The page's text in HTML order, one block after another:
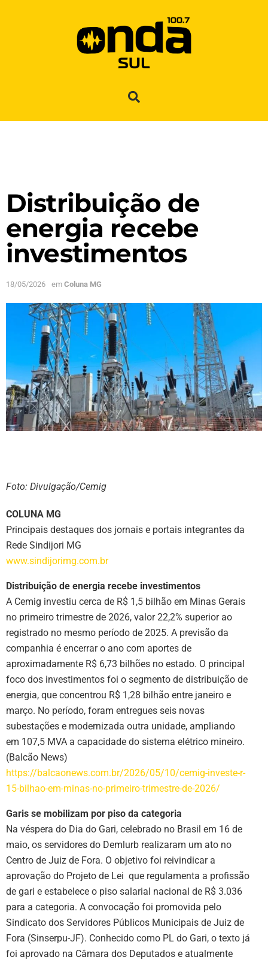
Distribuição de
energia recebe
investimentos
18/05/2026 em Coluna MG
Foto: Divulgação/Cemig
COLUNA MG
Principais destaques dos jornais e portais integrantes da
Rede Sindijori MG
www.sindijorimg.com.br
Distribuição de energia recebe investimentos
A Cemig investiu cerca de R$ 1,5 bilhão em Minas Gerais
no primeiro trimestre de 2026, valor 22,2% superior ao
registrado no mesmo período de 2025. A previsão da
companhia é encerrar o ano com aportes de
aproximadamente R$ 6,73 bilhões no estado. O principal
foco dos investimentos foi o segmento de distribuição de
energia, que concentrou R$ 1,28 bilhão entre janeiro e
março. No período, foram entregues seis novas
subestações e modernizada outra unidade, ampliando
em 107,5 MVA a capacidade do sistema elétrico mineiro.
(Balcão News)
https://balcaonews.com.br/2026/05/10/cemig-investe-r-
15-bilhao-em-minas-no-primeiro-trimestre-de-2026/
Garis se mobilizam por piso da categoria
Na véspera do Dia do Gari, celebrado no Brasil em 16 de
maio, os servidores do Demlurb realizaram um ato no
Centro de Juiz de Fora. O objetivo foi reivindicar a
aprovação do Projeto de Lei que regulamenta a profissão
de gari e estabelece o piso salarial nacional de R$ 3.036
para a categoria. A convocação foi promovida pelo
Sindicato dos Servidores Públicos Municipais de Juiz de
Fora (Sinserpu-JF). Conhecido como PL do Gari, o texto já
foi aprovado na Câmara dos Deputados e atualmente